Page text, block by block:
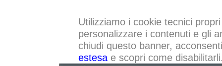
Utilizziamo i cookie tecnici
personalizzare i contenuti e gli
chiudi questo banner,
estesae scopri come